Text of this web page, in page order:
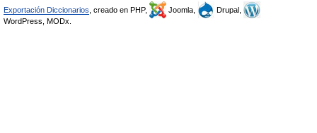
Exportación Diccionarios , creado en PHP, Joomla,
Drupal,
WordPress, MODx.